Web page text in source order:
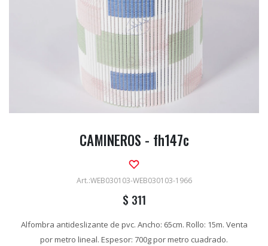
CAMINEROS - fh147c
WEB030103-WEB030103-1966
$ 311
Alfombra antideslizante de pvc. Ancho: 65cm. Rollo: 15m. Venta
por metro lineal. Espesor: 700g por metro cuadrado.